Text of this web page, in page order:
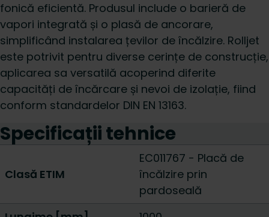
fonică eficientă. Produsul include o barieră de
vapori integrată și o plasă de ancorare,
simplificând instalarea țevilor de încălzire. Rolljet
este potrivit pentru diverse cerințe de construcție,
aplicarea sa versatilă acoperind diferite
capacități de încărcare și nevoi de izolație, fiind
conform standardelor DIN EN 13163.
Specificații tehnice
Clasă ETIM
EC011767 - Placă de
încălzire prin
pardoseală